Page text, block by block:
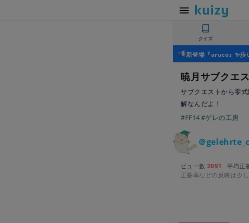
クイズ
新登場『aruco』✨歩
暁月サブクエ
サブクエストから零
解なんだよ！
#FF14#ゲレの工房
＠
ビュー数 2091 平均正
正答率などの反映は少